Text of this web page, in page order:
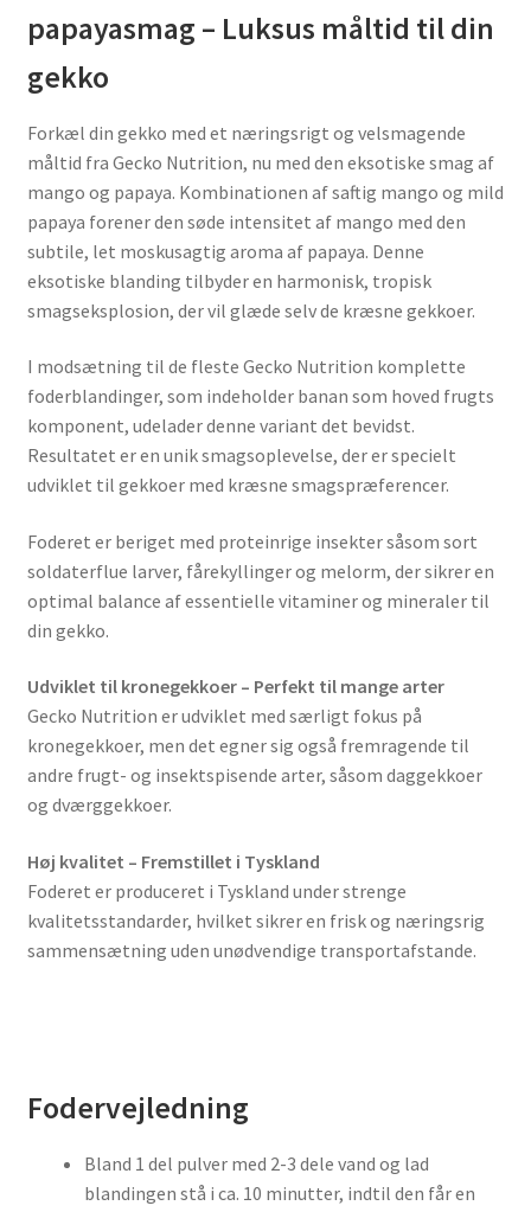
papayasmag – Luksus måltid til din
gekko
Forkæl din gekko med et næringsrigt og velsmagende
måltid fra Gecko Nutrition, nu med den eksotiske smag af
mango og papaya. Kombinationen af ​​saftig mango og mild
papaya forener den søde intensitet af mango med den
subtile, let moskusagtig aroma af papaya. Denne
eksotiske blanding tilbyder en harmonisk, tropisk
smagseksplosion, der vil glæde selv de kræsne gekkoer.
I modsætning til de fleste Gecko Nutrition komplette
foderblandinger, som indeholder banan som hoved frugts
komponent, udelader denne variant det bevidst.
Resultatet er en unik smagsoplevelse, der er specielt
udviklet til gekkoer med kræsne smagspræferencer.
Foderet er beriget med proteinrige insekter såsom sort
soldaterflue larver, fårekyllinger og melorm, der sikrer en
optimal balance af essentielle vitaminer og mineraler til
din gekko.
Udviklet til kronegekkoer – Perfekt til mange arter
Gecko Nutrition er udviklet med særligt fokus på
kronegekkoer, men det egner sig også fremragende til
andre frugt- og insektspisende arter, såsom daggekkoer
og dværggekkoer.
Høj kvalitet – Fremstillet i Tyskland
Foderet er produceret i Tyskland under strenge
kvalitetsstandarder, hvilket sikrer en frisk og næringsrig
sammensætning uden unødvendige transportafstande.
Fodervejledning
Bland 1 del pulver med 2-3 dele vand og lad
blandingen stå i ca. 10 minutter, indtil den får en